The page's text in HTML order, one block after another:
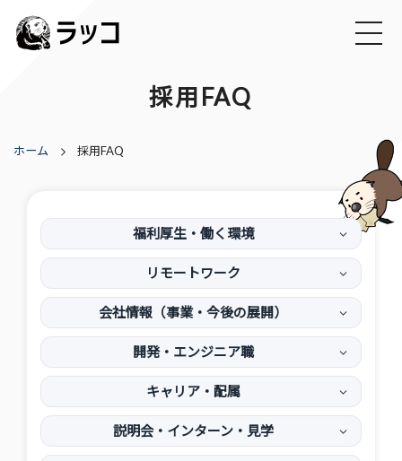
採用FAQ
ホーム 採用FAQ
福利厚生・働く環境
リモートワーク
会社情報（事業・今後の展開）
開発・エンジニア職
キャリア・配属
説明会・インターン・見学